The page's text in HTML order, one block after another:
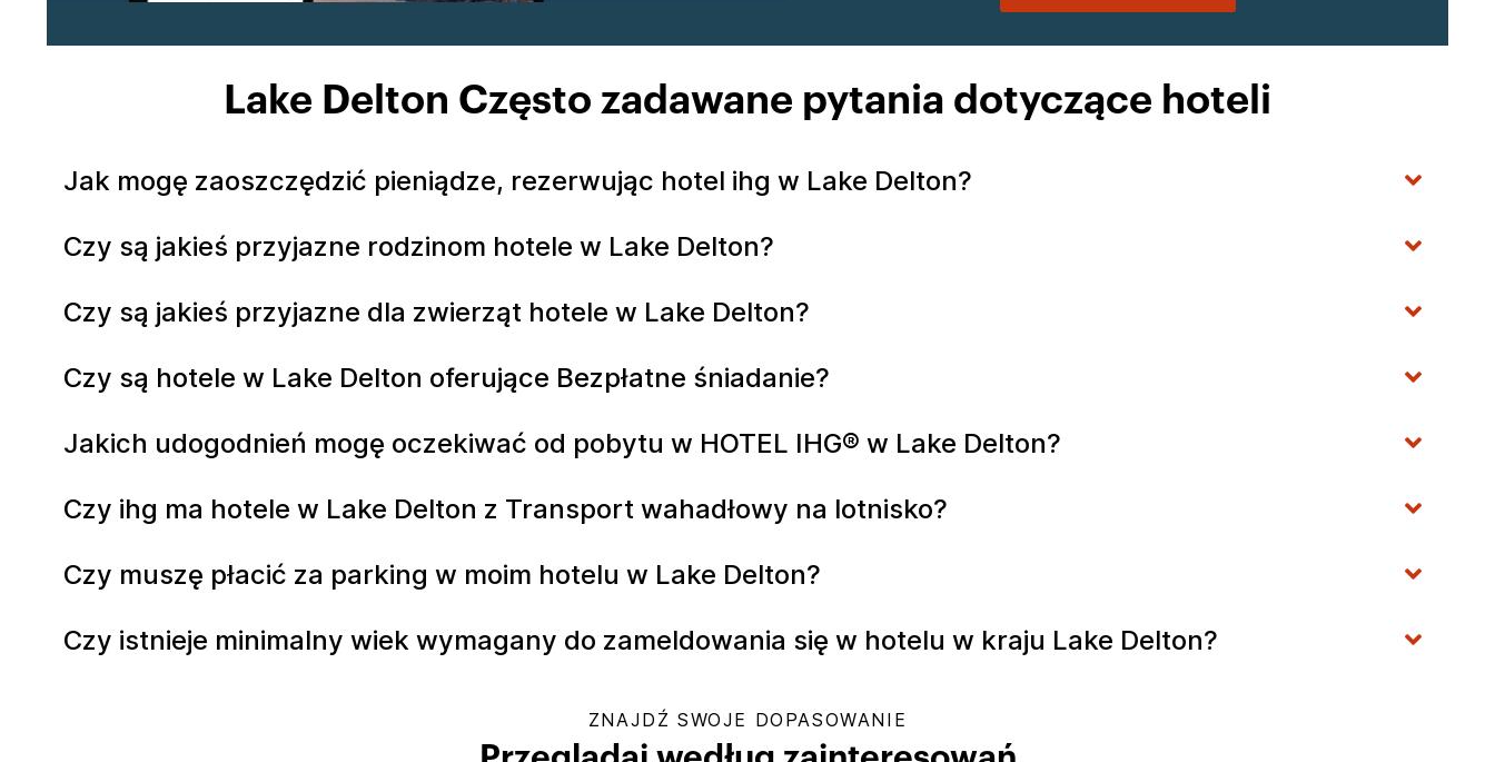
Lake Delton Często zadawane pytania dotyczące hoteli
Jak mogę zaoszczędzić pieniądze, rezerwując hotel ihg w Lake Delton?
Czy są jakieś przyjazne rodzinom hotele w Lake Delton?
Czy są jakieś przyjazne dla zwierząt hotele w Lake Delton?
Czy są hotele w Lake Delton oferujące Bezpłatne śniadanie?
Jakich udogodnień mogę oczekiwać od pobytu w HOTEL IHG® w Lake Delton?
Czy ihg ma hotele w Lake Delton z Transport wahadłowy na lotnisko?
Czy muszę płacić za parking w moim hotelu w Lake Delton?
Czy istnieje minimalny wiek wymagany do zameldowania się w hotelu w kraju Lake Delton?
ZNAJDŹ SWOJE DOPASOWANIE